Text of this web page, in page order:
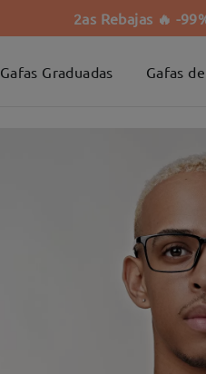
2as Rebajas 🔥 -
Gafas Graduadas Gafas